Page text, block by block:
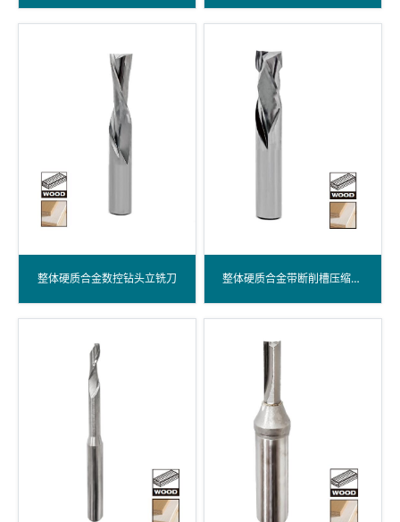
整体硬质合金数控钻头立铣刀 整体硬质合金带断削槽压缩螺旋钻头